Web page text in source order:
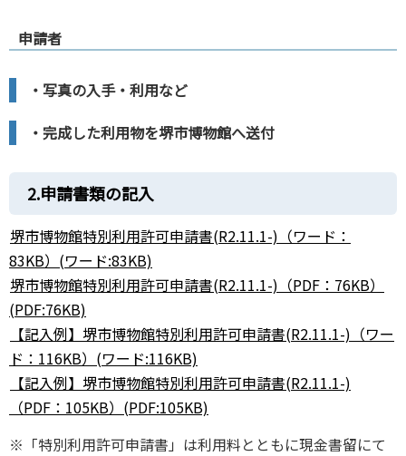
申請者
・写真の入手・利用など
・完成した利用物を堺市博物館へ送付
2.申請書類の記入
堺市博物館特別利用許可申請書(R2.11.1-)（ワード：
83KB）(ワード:83KB)
堺市博物館特別利用許可申請書(R2.11.1-)（PDF：76KB）
(PDF:76KB)
【記入例】堺市博物館特別利用許可申請書(R2.11.1-)（ワー
ド：116KB）(ワード:116KB)
【記入例】堺市博物館特別利用許可申請書(R2.11.1-)
（PDF：105KB）(PDF:105KB)
※「特別利用許可申請書」は利用料とともに現金書留にて